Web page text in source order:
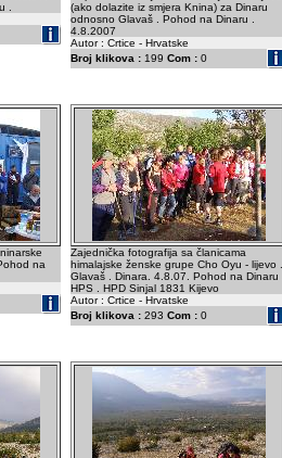
.
(ako dolazite iz smjera Knina) za Dinaru
odnosno Glavaš . Pohod na Dinaru .
4.8.2007
Autor : Crtice - Hrvatske
Broj klikova : 199 Com : 0
na
Zajednička fotografija sa članicama
himalajske ženske grupe Cho Oyu - lijevo .
Glavaš . Dinara. 4.8.07. Pohod na Dinaru .
HPS . HPD Sinjal 1831 Kijevo
Autor : Crtice - Hrvatske
Broj klikova : 293 Com : 0